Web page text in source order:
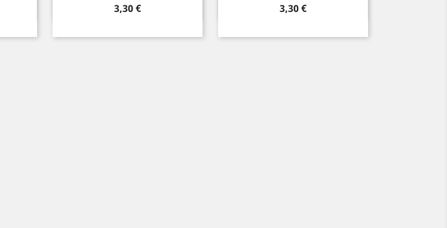
Preu
3,30 €
Vista ràpida Preu
3,30 €
Vista ràpida